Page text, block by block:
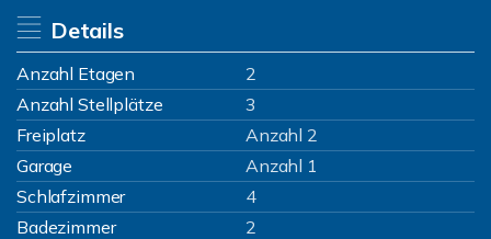
Details
Anzahl Etagen
2
Anzahl Stellplätze
3
Freiplatz
Anzahl 2
Garage
Anzahl 1
Schlafzimmer
4
Badezimmer
2